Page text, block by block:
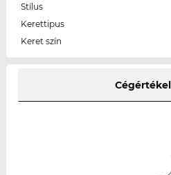
Stílus
Kerettipus
Keret szín